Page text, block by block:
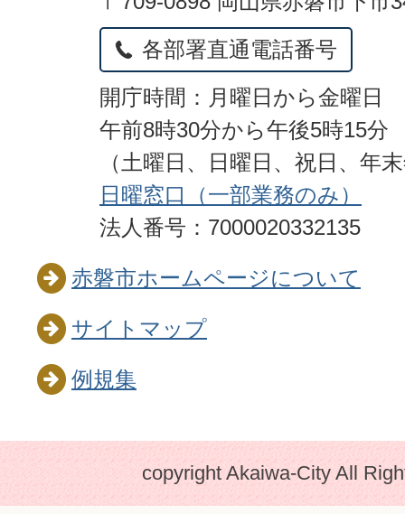
各部署直通電話番号
開庁時間：月曜日から金曜日
午前8時30分から午後5時15分
（土曜日、日曜日、祝日、年
日曜窓口（一部業務のみ）
法人番号：7000020332135
赤磐市ホームページについて
サイトマップ
例規集
copyright Akaiwa-City All